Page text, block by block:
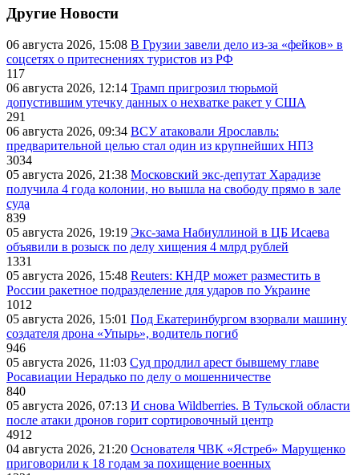
Другие Новости
06 августа 2026, 15:08 В Грузии завели дело из-за «фейков» в
соцсетях о притеснениях туристов из РФ
117
06 августа 2026, 12:14 Трамп пригрозил тюрьмой
допустившим утечку данных о нехватке ракет у США
291
06 августа 2026, 09:34 ВСУ атаковали Ярославль:
предварительной целью стал один из крупнейших НПЗ
3034
05 августа 2026, 21:38 Московский экс-депутат Харадизе
получила 4 года колонии, но вышла на свободу прямо в зале
суда
839
05 августа 2026, 19:19 Экс-зама Набиуллиной в ЦБ Исаева
объявили в розыск по делу хищения 4 млрд рублей
1331
05 августа 2026, 15:48 Reuters: КНДР может разместить в
России ракетное подразделение для ударов по Украине
1012
05 августа 2026, 15:01 Под Екатеринбургом взорвали машину
создателя дрона «Упырь», водитель погиб
946
05 августа 2026, 11:03 Суд продлил арест бывшему главе
Росавиации Нерадько по делу о мошенничестве
840
05 августа 2026, 07:13 И снова Wildberries. В Тульской области
после атаки дронов горит сортировочный центр
4912
04 августа 2026, 21:20 Основателя ЧВК «Ястреб» Марущенко
приговорили к 18 годам за похищение военных